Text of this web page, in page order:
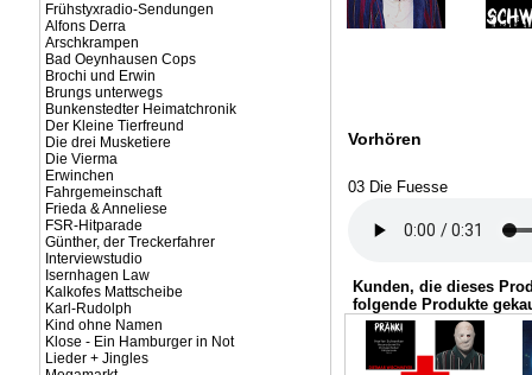
Frühstyxradio-Sendungen
Alfons Derra
Arschkrampen
Bad Oeynhausen Cops
Brochi und Erwin
Brungs unterwegs
Bunkenstedter Heimatchronik
Der Kleine Tierfreund
Die drei Musketiere
Die Vierma
Erwinchen
Fahrgemeinschaft
Frieda & Anneliese
FSR-Hitparade
Günther, der Treckerfahrer
Interviewstudio
Isernhagen Law
Kalkofes Mattscheibe
Karl-Rudolph
Kind ohne Namen
Klose - Ein Hamburger in Not
Lieder + Jingles
Vorhören
03 Die Fuesse
Kunden, die dieses
folgende Produkte